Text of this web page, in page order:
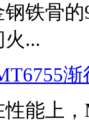
钢铁骨
...
能上